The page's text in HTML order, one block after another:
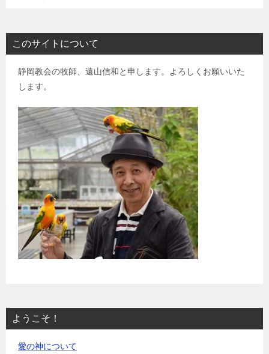
このサイトについて
静岡教会の牧師、遠山信和と申します。よろしくお願いいた
します。
ようこそ！
愛の神について